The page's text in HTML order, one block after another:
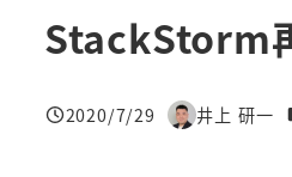
StackStorm
投稿日
2020/7/29
著
井上 研一